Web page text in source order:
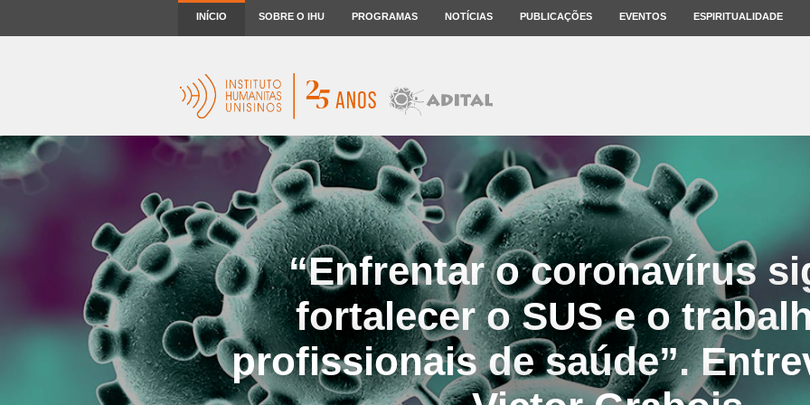
INÍCIO SOBRE O IHU PROGRAMAS NOTÍCIAS PUBLICAÇÕES EVENTOS ESPIRITUALIDADE
“Enfrentar o coronavírus
fortalecer o SUS e o
profissionais de saúde”.